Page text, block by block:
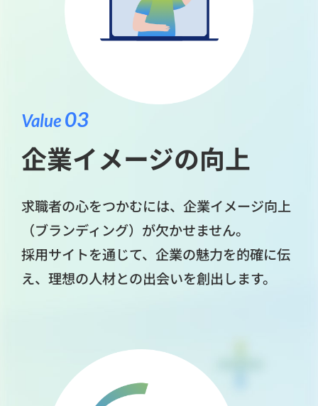
Value 03
企業イメージの向上
求職者の心をつかむには、企業イメージ向上
（ブランディング）が欠かせません。
採用サイトを通じて、企業の魅力を的確に伝
え、理想の人材との出会いを創出します。